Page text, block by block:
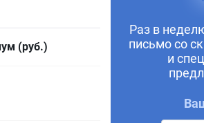
(руб.)
Раз в
письмо со
и